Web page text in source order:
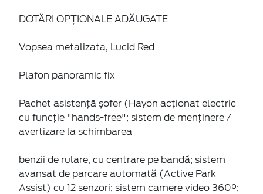
DOTĂRI OPȚIONALE ADĂUGATE
Vopsea metalizata, Lucid Red
Plafon panoramic fix
Pachet asistență șofer (Hayon acționat electric
cu funcție "hands-free"; sistem de menținere /
avertizare la schimbarea
benzii de rulare, cu centrare pe bandă; sistem
avansat de parcare automată (Active Park
Assist) cu 12 senzori; sistem camere video 360°;